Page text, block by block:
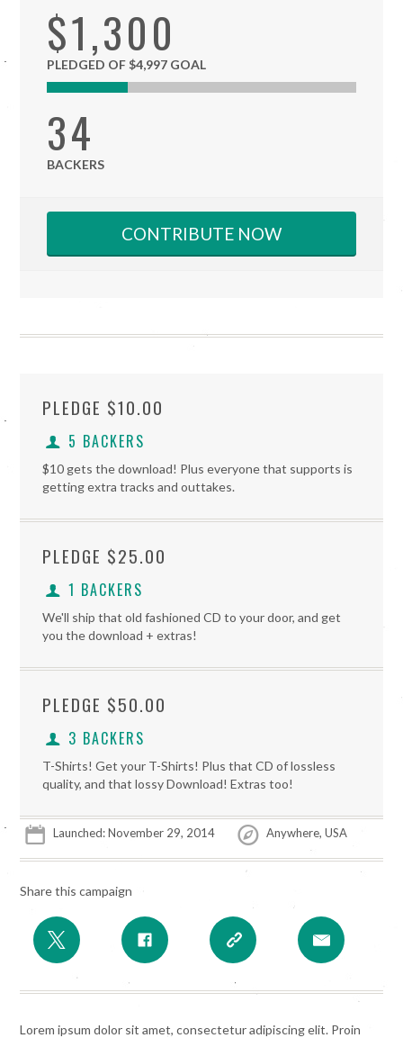
$1,300
PLEDGED OF $4,997 GOAL
34
BACKERS
CONTRIBUTE NOW
PLEDGE $10.00
5 BACKERS
$10 gets the download! Plus everyone that supports is
getting extra tracks and outtakes.
PLEDGE $25.00
1 BACKERS
We'll ship that old fashioned CD to your door, and get
you the download + extras!
PLEDGE $50.00
3 BACKERS
T-Shirts! Get your T-Shirts! Plus that CD of lossless
quality, and that lossy Download! Extras too!
Launched: November 29, 2014 Anywhere, USA
Share this campaign
Lorem ipsum dolor sit amet, consectetur adipiscing elit. Proin